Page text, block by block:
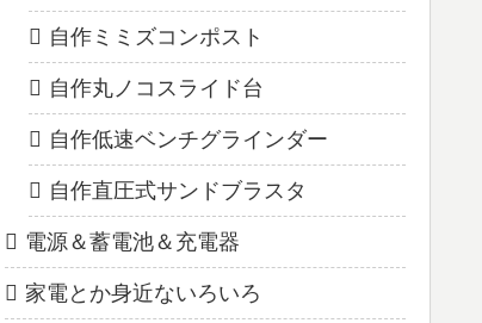
自作ミミズコンポスト
自作丸ノコスライド台
自作低速ベンチグラインダー
自作直圧式サンドブラスタ
電源＆蓄電池＆充電器
家電とか身近ないろいろ